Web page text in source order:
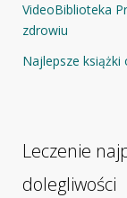
VideoBiblioteka
zdrowiu
Najlepsze książki
Leczenie
dolegliwości